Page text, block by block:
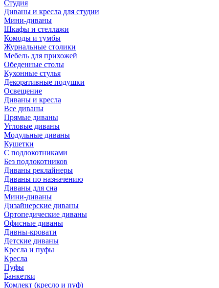
Студия
Диваны и кресла для студии
Мини-диваны
Шкафы и стеллажи
Комоды и тумбы
Журнальные столики
Мебель для прихожей
Обеденные столы
Кухонные стулья
Декоративные подушки
Освещение
Диваны и кресла
Все диваны
Прямые диваны
Угловые диваны
Модульные диваны
Кушетки
С подлокотниками
Без подлокотников
Диваны реклайнеры
Диваны по назначению
Диваны для сна
Мини-диваны
Дизайнерские диваны
Ортопедические диваны
Офисные диваны
Дивны-кровати
Детские диваны
Кресла и пуфы
Кресла
Пуфы
Банкетки
Комлект (кресло и пуф)